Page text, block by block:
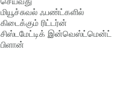
மியூச்சுவல் ஃபண்ட்களில்
கிடைக்கும் ரிட்டர்ன்
சிஸ்டமேட்டிக் இன்வெஸ்ட்மென்ட்
பிளான்